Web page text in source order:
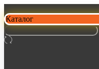
Каталог